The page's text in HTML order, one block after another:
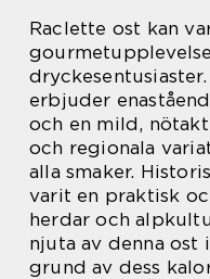
Raclette ost kan
erbjuder
och en mild,
och regionala
alla smaker.
varit en praktisk
herdar och
njuta av denna ost
grund av dess